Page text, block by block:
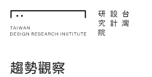
TDRI
單
趨勢觀察